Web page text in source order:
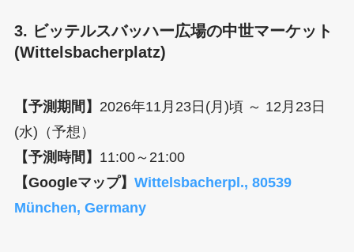
3. ビッテルスバッハー広場の中世マーケット
(Wittelsbacherplatz)
【予測期間】 2026年11月23日(月)頃 ～ 12月23日
(水)（予想）
【予測時間】 11:00～21:00
【Googleマップ】 Wittelsbacherpl., 80539
München, Germany